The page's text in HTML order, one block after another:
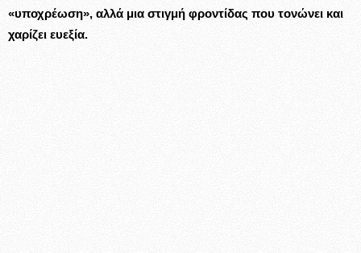
«υποχρέωση», αλλά μια στιγμή φροντίδας που τονώνει και
χαρίζει ευεξία.